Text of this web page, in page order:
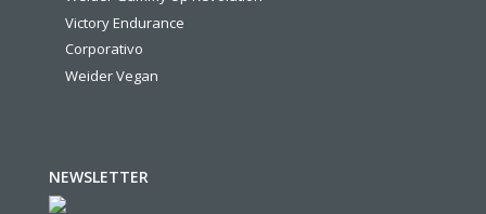
Victory Endurance
Corporativo
Weider Vegan
NEWSLETTER